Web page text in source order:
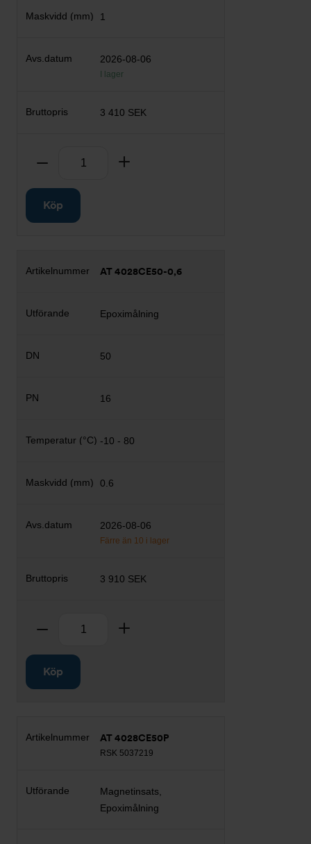
1
2026-08-06
I lager
3 410 SEK
Ta bort
Köp
AT 4028CE50-0,6
Epoximålning
50
16
-10 - 80
0.6
2026-08-06
Färre än 10 i lager
3 910 SEK
Ta bort
Köp
AT 4028CE50P
RSK 5037219
Magnetinsats,
Epoximålning